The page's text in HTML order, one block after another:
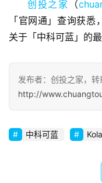
初
创
企
品
布
创投之家 （
「官网通」查询获悉
关于「中科可蓝」的
发布者：创投之家，转
http://
中科可蓝